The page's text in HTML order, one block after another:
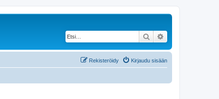
Etsi
Kirjaudu sisään
Rekisteröidy